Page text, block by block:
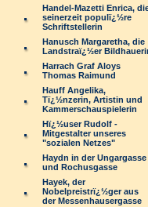
Handel-Mazetti Enrica,
seinerzeit populï¿½re
Schriftstellerin
Hanusch Margaretha, die
Landstraï¿½er
Harrach Graf Aloys
Thomas Raimund
Hauff Angelika,
Tï¿½nzerin, Artistin und
Kammerschauspielerin
Hï¿½user Rudolf -
Mitgestalter unseres
"sozialen Netzes"
Haydn in der Ungargasse
und Rochusgasse
Hayek, der
Nobelpreistrï¿½ger aus
der Messenhausergasse